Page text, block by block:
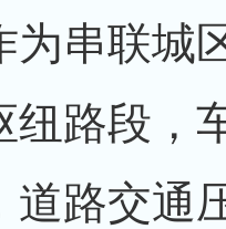
串联城
纽路段，
道路交通